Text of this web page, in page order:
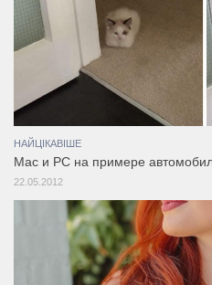
НАЙЦІКАВІШЕ
Mac и PC на примере
22.05.2012